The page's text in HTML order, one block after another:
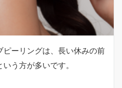
ーリングは、長い休みの前
う方が多いです。